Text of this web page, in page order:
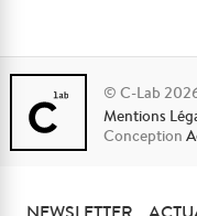
© C-Lab
Mentions
Conception